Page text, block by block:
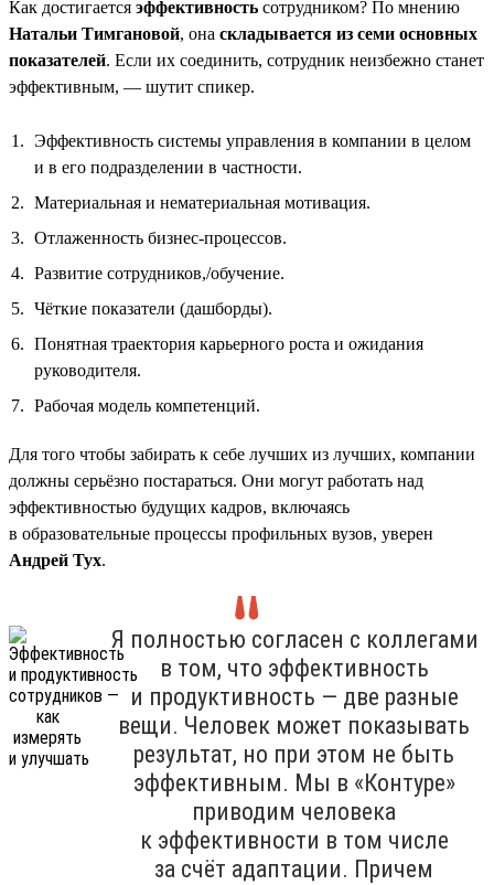
Как достигается эффективность сотрудником? По мнению
Натальи Тимгановой, она складывается из семи основных
показателей. Если их соединить, сотрудник неизбежно станет
эффективным, — шутит спикер.
Эффективность системы управления в компании в целом
и в его подразделении в частности.
Материальная и нематериальная мотивация.
Отлаженность бизнес-процессов.
Развитие сотрудников,/обучение.
Чёткие показатели (дашборды).
Понятная траектория карьерного роста и ожидания
руководителя.
Рабочая модель компетенций.
Для того чтобы забирать к себе лучших из лучших, компании
должны серьёзно постараться. Они могут работать над
эффективностью будущих кадров, включаясь
в образовательные процессы профильных вузов, уверен
Андрей Тух.
Я полностью согласен с коллегами
в том, что эффективность
и продуктивность — две разные
вещи. Человек может показывать
результат, но при этом не быть
эффективным. Мы в «Контуре»
приводим человека
к эффективности в том числе
за счёт адаптации. Причем